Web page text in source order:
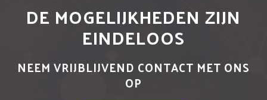
DE MOGELIJKHEDEN ZIJN
EINDELOOS
NEEM VRIJBLIJVEND CONTACT MET ONS
OP